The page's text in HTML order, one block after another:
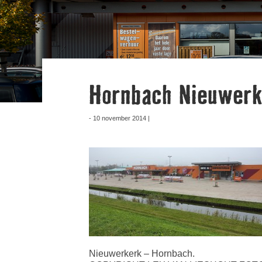
Hornbach
- 10 november 2014 |
Nieuwerkerk – Hornbach.